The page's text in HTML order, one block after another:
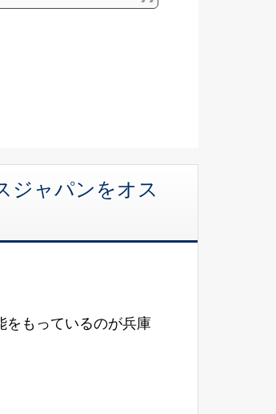
ジャパンをオス
をもっているのが兵庫